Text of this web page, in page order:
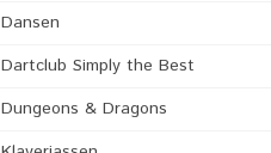
Dansen
Dartclub Simply the Best
Dungeons & Dragons